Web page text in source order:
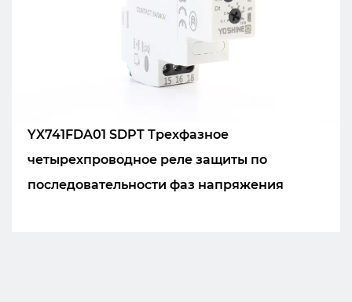
YX741FDA01 SDPT Трехфазное
четырехпроводное реле защиты по
последовательности фаз напряжения